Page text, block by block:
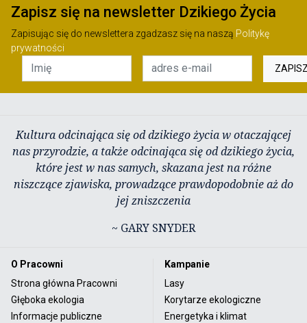
Zapisz się na newsletter Dzikiego Życia
Zapisując się do newslettera zgadzasz się na naszą Politykę
prywatności
Kultura odcinająca się od dzikiego życia w otaczającej
nas przyrodzie, a także odcinająca się od dzikiego życia,
które jest w nas samych, skazana jest na różne
niszczące zjawiska, prowadzące prawdopodobnie aż do
jej zniszczenia
~ GARY SNYDER
O Pracowni
Strona główna Pracowni
Głęboka ekologia
Informacje publiczne
Kampanie
Lasy
Korytarze ekologiczne
Energetyka i klimat